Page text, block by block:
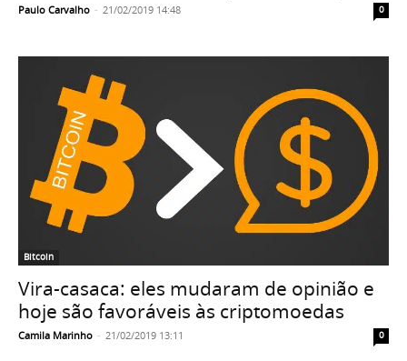
Paulo Carvalho - 21/02/2019 14:48 0
Bitcoin
Vira-casaca: eles mudaram de opinião e
hoje são favoráveis às criptomoedas
Camila Marinho - 21/02/2019 13:11 0